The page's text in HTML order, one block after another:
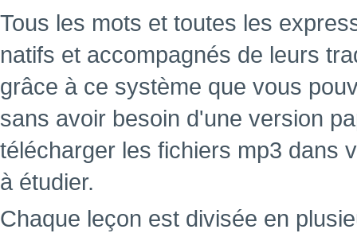
Tous les mots et toutes les
natifs et accompagnés de leurs
grâce à ce système que vous
sans avoir besoin d'une version
télécharger les fichiers mp3 dans
à étudier.
Chaque leçon est divisée en